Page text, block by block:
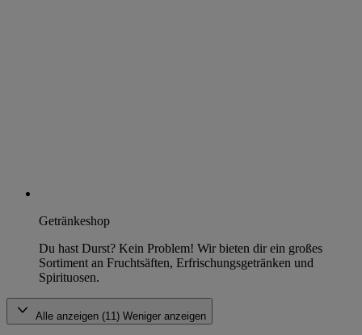
Getränkeshop
Du hast Durst? Kein Problem! Wir bieten dir ein großes
Sortiment an Fruchtsäften, Erfrischungsgetränken und
Spirituosen.
Alle anzeigen (11) Weniger anzeigen